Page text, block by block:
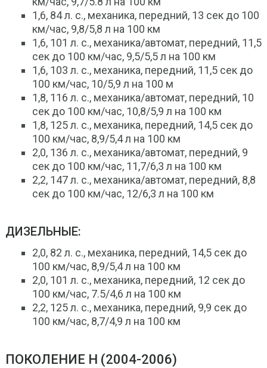
1,6, 84 л. с., механика, передний, 13 сек до 100
км/час, 9,8/5,8 л на 100 км
1,6, 101 л. с., механика/автомат, передний, 11,5
сек до 100 км/час, 9,5/5,5 л на 100 км
1,6, 103 л. с., механика, передний, 11,5 сек до
100 км/час, 10/5,9 л на 100 м
1,8, 116 л. с., механика/автомат, передний, 10
сек до 100 км/час, 10,8/5,9 л на 100 км
1,8, 125 л. с., механика, передний, 14,5 сек до
100 км/час, 8,9/5,4 л на 100 км
2,0, 136 л. с., механика/автомат, передний, 9
сек до 100 км/час, 11,7/6,3 л на 100 км
2,2, 147 л. с., механика/автомат, передний, 8,8
сек до 100 км/час, 12/6,3 л на 100 км
ДИЗЕЛЬНЫЕ:
2,0, 82 л. с., механика, передний, 14,5 сек до
100 км/час, 8,9/5,4 л на 100 км
2,0, 101 л. с., механика, передний, 12 сек до
100 км/час, 7.5/4,6 л на 100 км
2,2, 125 л. с., механика, передний, 9,9 сек до
100 км/час, 8,7/4,9 л на 100 км
ПОКОЛЕНИЕ H (2004-2006)